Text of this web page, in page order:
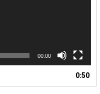
00:00
0:50